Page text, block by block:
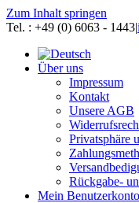
Zum Inhalt springen
Tel. : +49 (0) 6063 - 1443|
Über uns
Impressum
Kontakt
Unsere AGB
Privatsphäre
Rückgabe-
Mein Benutzerkonto